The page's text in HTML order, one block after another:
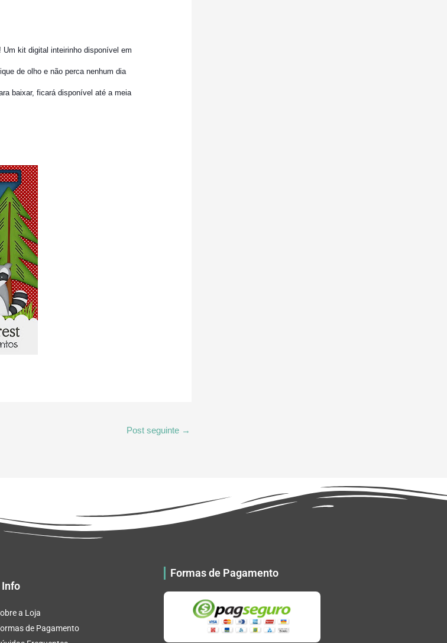
kit digital inteirinho disponível em
de olho e não perca nenhum dia
baixar, ficará disponível até a meia
Post seguinte →
Info
a Loja
de Pagamento
Formas de Pagamento